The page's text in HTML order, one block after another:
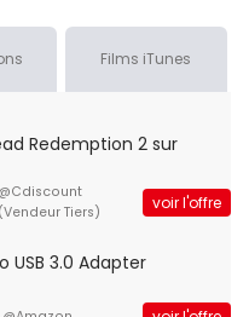
Films iTunes
Redemption 2 sur
@Cdiscount
(Vendeur Tiers)
voir l'offre
USB 3.0 Adapter